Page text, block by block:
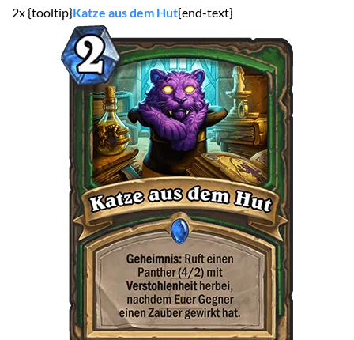
2x {tooltip}Katze aus dem Hut{end-text}